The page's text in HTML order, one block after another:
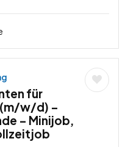
für
w/d) –
– Minijob,